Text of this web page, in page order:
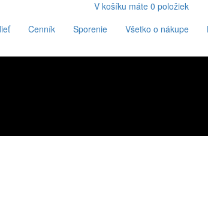
V košíku máte 0 položiek
Cenník Sporenie Všetko o nákupe